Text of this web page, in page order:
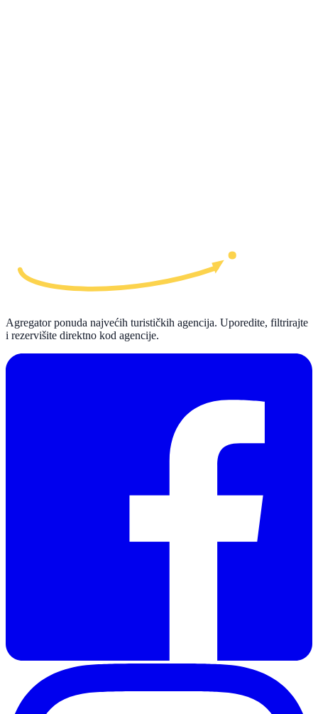
Agregator ponuda najvećih turističkih agencija. Uporedite, filtrirajte
i rezervišite direktno kod agencije.